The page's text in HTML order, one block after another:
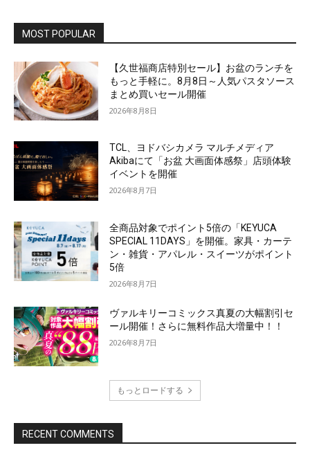
MOST POPULAR
【久世福商店特別セール】お盆のランチを
もっと手軽に。8月8日～人気パスタソース
まとめ買いセール開催
2026年8月8日
TCL、ヨドバシカメラ マルチメディア
Akibaにて「お盆 大画面体感祭」店頭体験
イベントを開催
2026年8月7日
全商品対象でポイント5倍の「KEYUCA
SPECIAL 11DAYS」を開催。家具・カーテ
ン・雑貨・アパレル・スイーツがポイント
5倍
2026年8月7日
ヴァルキリーコミックス真夏の大幅割引セ
ール開催！さらに無料作品大増量中！！
2026年8月7日
もっとロードする
RECENT COMMENTS